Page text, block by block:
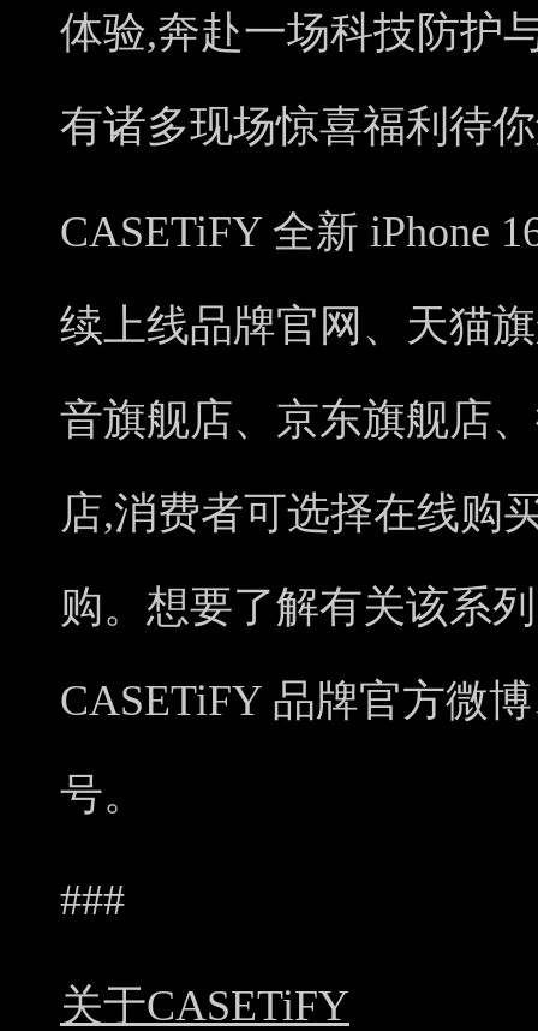
体验,奔赴一场科技防护
有诸多现场惊喜福利待
CASETiFY 全新 iPhone
续上线品牌官网、天猫
音旗舰店、京东旗舰店
店,消费者可选择在线购
购。想要了解有关该系
CASETiFY 品牌官方微
号。
###
关于CASETiFY